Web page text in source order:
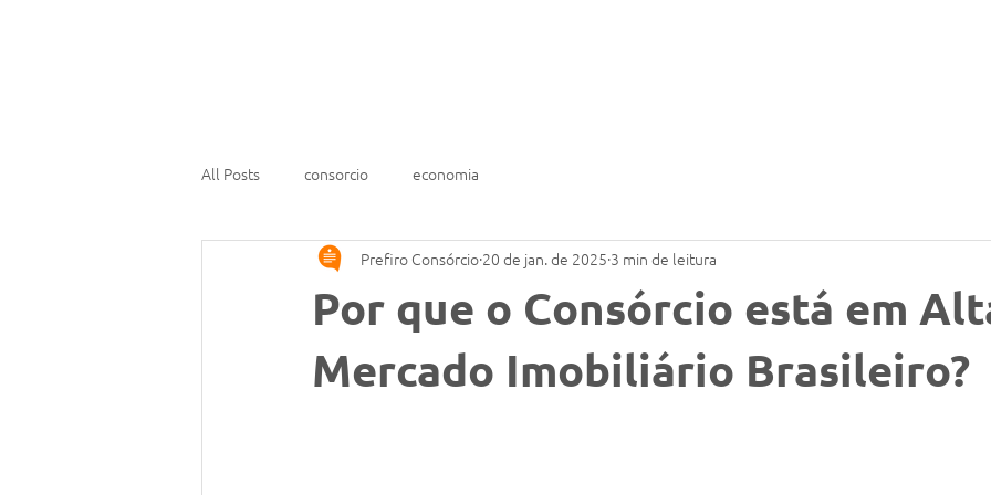
All Posts consorcio economia
Por que o Consórcio está em
Mercado Imobiliário Brasileiro?
Prefiro Consórcio 20 de jan. de 2025 3 min de leitura